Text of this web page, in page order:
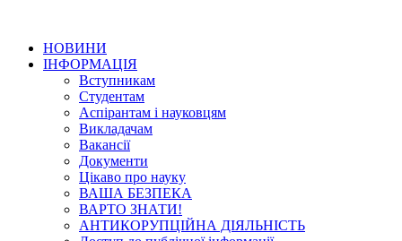
НОВИНИ
ІНФОРМАЦІЯ
Вступникам
Студентам
Аспірантам і науковцям
Викладачам
Вакансії
Документи
Цікаво про науку
ВАША БЕЗПЕКА
ВАРТО ЗНАТИ!
АНТИКОРУПЦІЙНА ДІЯЛЬНІСТЬ